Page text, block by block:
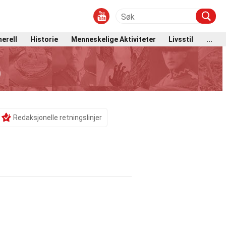
Historie Menneskelige Aktiviteter Livsstil ...
Redaksjonelle retningslinjer